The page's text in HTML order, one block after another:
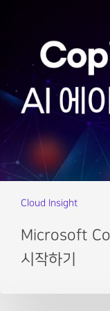
Cloud Insight
Microsoft
시작하기